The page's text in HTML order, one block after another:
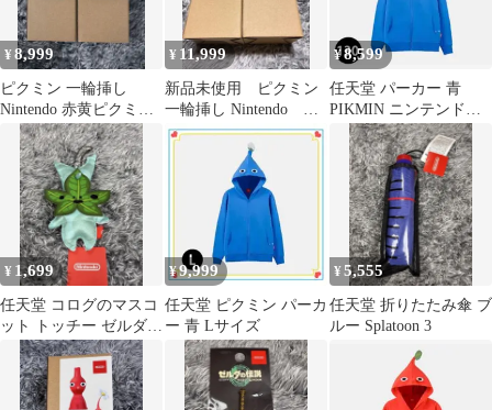
¥8,999
ピクミン 一輪挿し
Nintendo 赤黄ピクミン
花瓶 任天堂 2種セッ
¥ 11,999
新品未使用 ピクミン
一輪挿し Nintendo 黄
青ピクミン 花瓶 任天
¥8,599
任天堂 パーカー 青
PIKMIN ニンテンドー
ストア 青ピクミン
130cm
¥ 1,699
任天堂 コログのマスコ
ット トッチー ゼルダの
伝説
¥9,999
任天堂 ピクミン パーカ
ー 青 Lサイズ
¥5,555
任天堂 折りたたみ傘 ブ
ルー Splatoon 3